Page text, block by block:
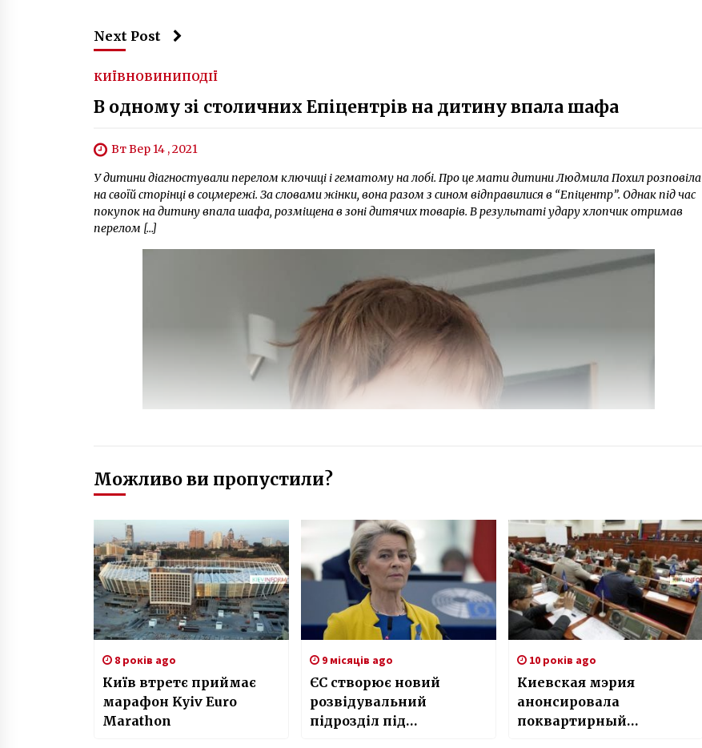
Next Post
КИЇВНОВИНИПОДІЇ
В одному зі столичних Епіцентрів на дитину впала шафа
Вт Вер 14 , 2021
У дитини діагностували перелом ключиці і гематому на лобі. Про це мати дитини Людмила Похил розповіла
на своїй сторінці в соцмережі. За словами жінки, вона разом з сином відправилися в “Епіцентр”. Однак під час
покупок на дитину впала шафа, розміщена в зоні дитячих товарів. В результаті удару хлопчик отримав
перелом […]
Можливо ви пропустили?
8 років ago
Київ втретє приймає
марафон Kyiv Euro
Marathon
9 місяців ago
ЄС створює новий
розвідувальний
підрозділ під
10 років ago
Киевская мэрия
анонсировала
поквартирный